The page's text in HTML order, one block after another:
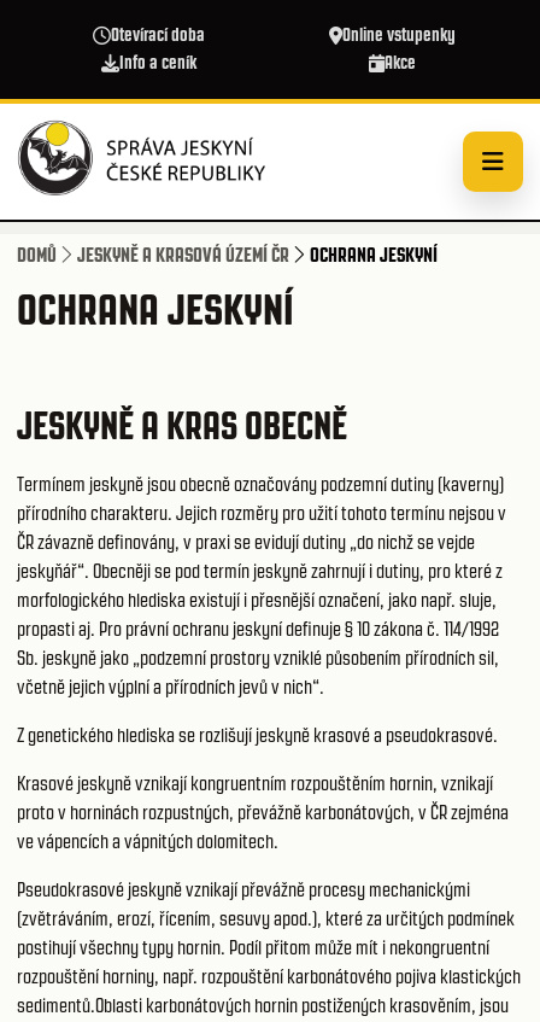
Otevírací doba
Online vstupenky
Info a ceník
Akce
DOMŮ JESKYNĚ A KRASOVÁ ÚZEMÍ ČR OCHRANA JESKYNÍ
OCHRANA JESKYNÍ
JESKYNĚ A KRAS OBECNĚ
Termínem jeskyně jsou obecně označovány podzemní dutiny (kaverny)
přírodního charakteru. Jejich rozměry pro užití tohoto termínu nejsou v
ČR závazně definovány, v praxi se evidují dutiny „do nichž se vejde
jeskyňář“. Obecněji se pod termín jeskyně zahrnují i dutiny, pro které z
morfologického hlediska existují i přesnější označení, jako např. sluje,
propasti aj. Pro právní ochranu jeskyní definuje § 10 zákona č. 114/1992
Sb. jeskyně jako „podzemní prostory vzniklé působením přírodních sil,
včetně jejich výplní a přírodních jevů v nich“.
Z genetického hlediska se rozlišují jeskyně krasové a pseudokrasové.
Krasové jeskyně vznikají kongruentním rozpouštěním hornin, vznikají
proto v horninách rozpustných, převážně karbonátových, v ČR zejména
ve vápencích a vápnitých dolomitech.
Pseudokrasové jeskyně vznikají převážně procesy mechanickými
(zvětráváním, erozí, řícením, sesuvy apod.), které za určitých podmínek
postihují všechny typy hornin. Podíl přitom může mít i nekongruentní
rozpouštění horniny, např. rozpouštění karbonátového pojiva klastických
sedimentů.Oblasti karbonátových hornin postižených krasověním, jsou